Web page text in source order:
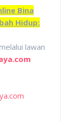
Bina
Hidup:
lawan